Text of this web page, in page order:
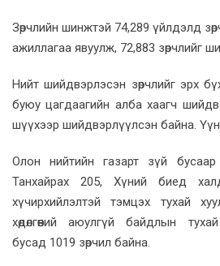
Зөрчлийн шинжтэй 74,289 үйлдэлд
ажиллагаа явуулж, 72,883 зөрчлийг
Нийт шийдвэрлэсэн зөрчлийг эрх
буюу цагдаагийн алба хаагч
шүүхээр шийдвэрлүүлсэн байна.
Олон нийтийн газарт зүй
Танхайрах 205, Хүний биед
хүчирхийлэлтэй тэмцэх тухай
хөдөлгөөний аюулгүй байдлын
бусад 1019 зөрчил байна.